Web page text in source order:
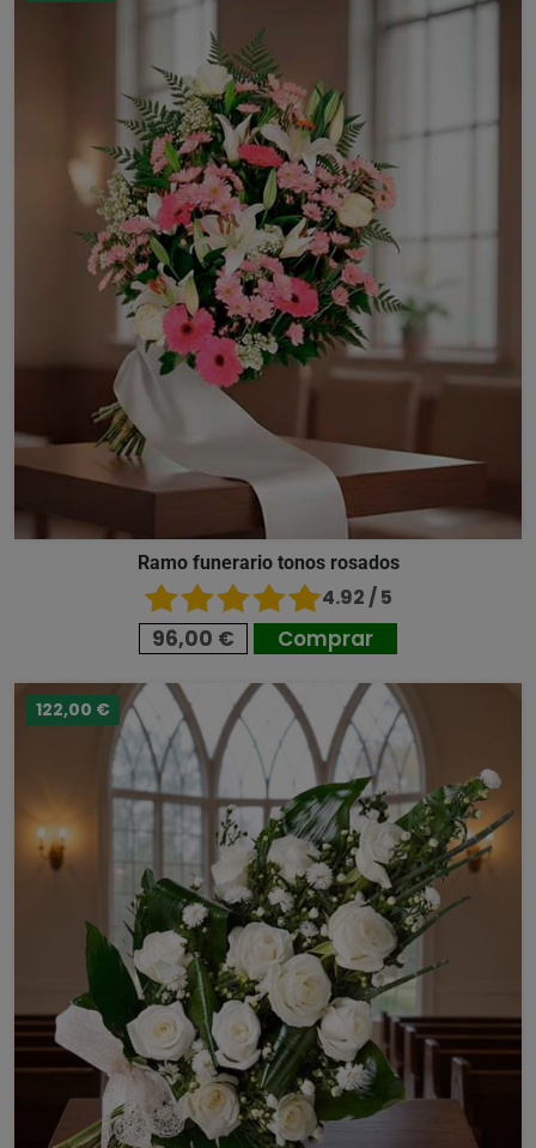
Ramo funerario tonos rosados
4.92 / 5
96,00 € Comprar
122,00 €